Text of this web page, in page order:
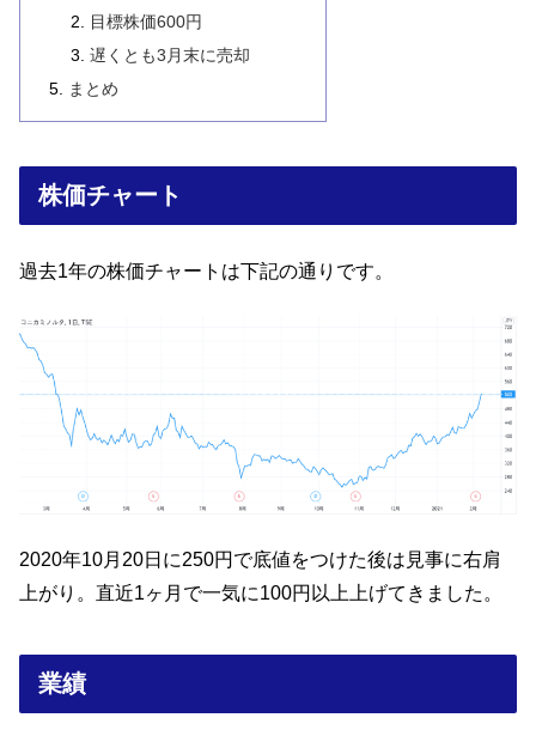
目標株価600円
遅くとも3月末に売却
まとめ
株価チャート
過去1年の株価チャートは下記の通りです。
2020年10月20日に250円で底値をつけた後は見事に右肩
上がり。直近1ヶ月で一気に100円以上上げてきました。
業績